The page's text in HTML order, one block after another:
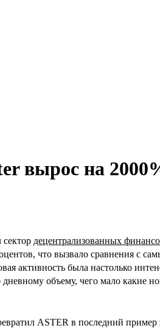
вырос на
сектор децентрализованных
что вызвало сравнения с
активность была настолько
объему, чего мало какие
ASTER в последний